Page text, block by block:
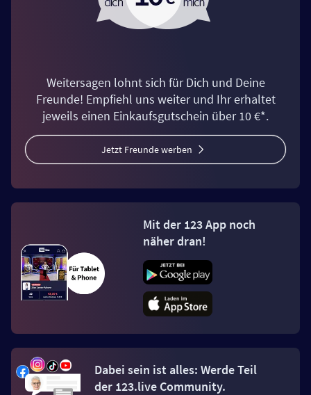
Weitersagen lohnt sich für Dich und Deine
Freunde! Empfiehl uns weiter und Ihr erhaltet
jeweils einen Einkaufsgutschein über 10 €*.
Jetzt Freunde werben
Mit der 123 App noch
näher dran!
Dabei sein ist alles: Werde Teil
der 123.live Community.